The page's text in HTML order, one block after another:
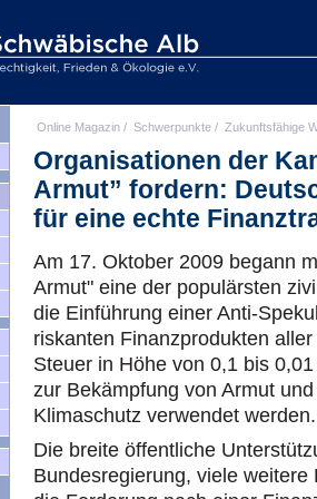
Online Magazin / Schwerpunkte / Zukunftsfähige
Organisationen der
Armut” fordern:
für eine echte
Am 17. Oktober 2009 begann
Armut" eine der populärsten
die Einführung einer Anti-
riskanten Finanzprodukten
Steuer in Höhe von 0,1 bis
zur Bekämpfung von Armut
Klimaschutz verwendet werden.
Die breite öffentliche
Bundesregierung, viele